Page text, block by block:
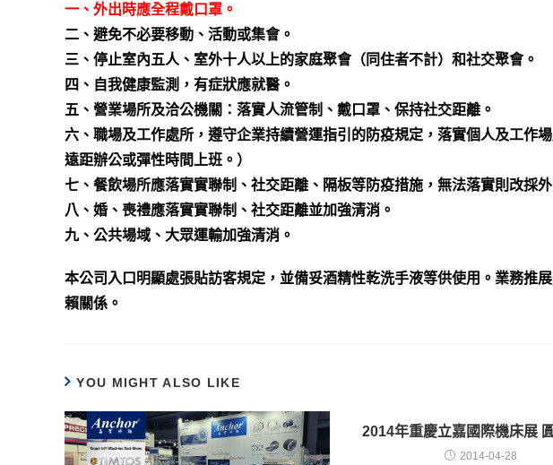
一、外出時應全程戴口罩。
二、避免不必要移動、活動或集會。
三、停止室內五人、室外十人以上的家庭聚會（同住者不計）和社交聚會。
四、自我健康監測，有症狀應就醫。
五、營業場所及洽公機關：落實人流管制、戴口罩、保持社交距離。
六、職場及工作處所，遵守企業持續營運指引的防疫規定，落實個人及工作
遠距辦公或彈性時間上班。）
七、餐飲場所應落實實聯制、社交距離、隔板等防疫措施，無法落實則改採外
八、婚、喪禮應落實實聯制、社交距離並加強清消。
九、公共場域、大眾運輸加強清消。
本公司入口明顯處張貼訪客規定，並備妥酒精性乾洗手液等供使用。 業務推
賴關係。
YOU MIGHT ALSO LIKE
2014年重慶立嘉國際機床展
2014-04-28